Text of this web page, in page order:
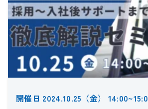
開催日 2024.10.25（金）